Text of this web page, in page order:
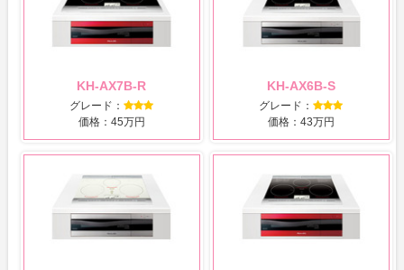
KH-AX7B-R
グレード：
価格：45万円
KH-AX6B-S
グレード：
価格：43万円